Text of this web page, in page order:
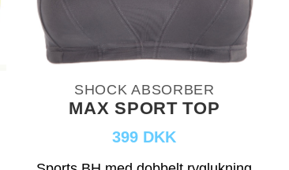
SHOCK ABSORBER
MAX SPORT TOP
399 DKK